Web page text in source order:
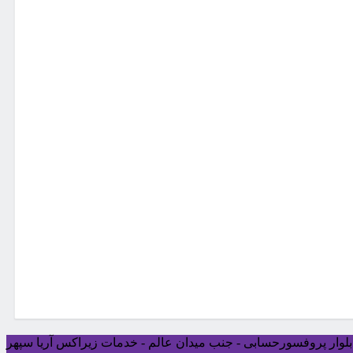
بلوار پروفسورحسابی - جنب میدان عالم - خدمات زیراکس آریا سپهر